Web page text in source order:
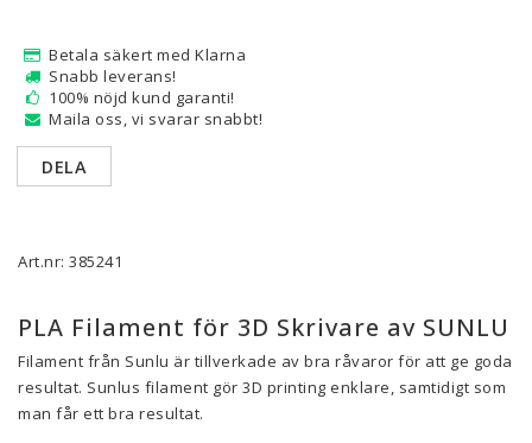
Betala säkert med Klarna
Snabb leverans!
100% nöjd kund garanti!
Maila oss, vi svarar snabbt!
DELA
Art.nr: 385241
PLA Filament för 3D Skrivare av SUNLU
Filament från Sunlu är tillverkade av bra råvaror för att ge goda
resultat. Sunlus filament gör 3D printing enklare, samtidigt som
man får ett bra resultat.